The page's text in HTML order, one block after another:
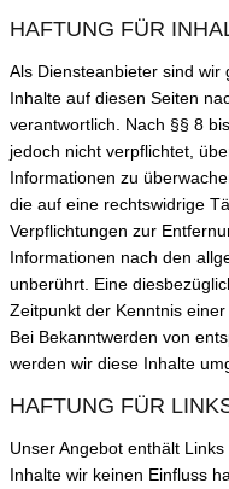
HAFTUNG FÜR
Als Diensteanbieter sind
Inhalte auf diesen Seiten
verantwortlich. Nach §§ 8
jedoch nicht verpflichtet,
Informationen zu
die auf eine rechtswidrige
Verpflichtungen zur
Informationen nach den
unberührt. Eine
Zeitpunkt der Kenntnis
Bei Bekanntwerden von
werden wir diese Inhalte
HAFTUNG FÜR
Unser Angebot enthält
Inhalte wir keinen Einfluss